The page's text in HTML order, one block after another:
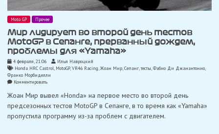
Moto GP Прочее
Мир лидирует во второй день тестов
MotoGP в Сепанге, прерванный дождем,
проблемы для «Yamaha»
4 февраля, 21:06
Илья Навроцкий
Honda HRC Castrol, MotoGP,VR46 Racing,Жоан Мир,Сепанг,тесты,Фабио Ди Джанантонио
Франко Морбиделли
Комментироватьon
лидирует
второй
день
Жоан Мир вывел «Honda» на первое место во второй день
предсезонных тестов MotoGP в Сепанге, в то время как «Yamaha»
пропустила программу из-за проблем с двигателем.